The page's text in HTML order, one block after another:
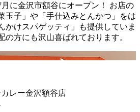
月に金沢市額谷にオープン！ お店の
玉子」や「手仕込みとんかつ」をは
かけスパゲッティ」も提供していま
の方にも沢山喜ばれております。
レー金沢額谷店